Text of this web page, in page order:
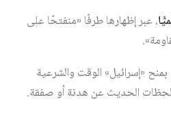
، عبر إظهارها طرفًا «منفتحًا على
بمنح «إسرائيل» الوقت والشرعية
الحديث عن هدنة أو صفقة.